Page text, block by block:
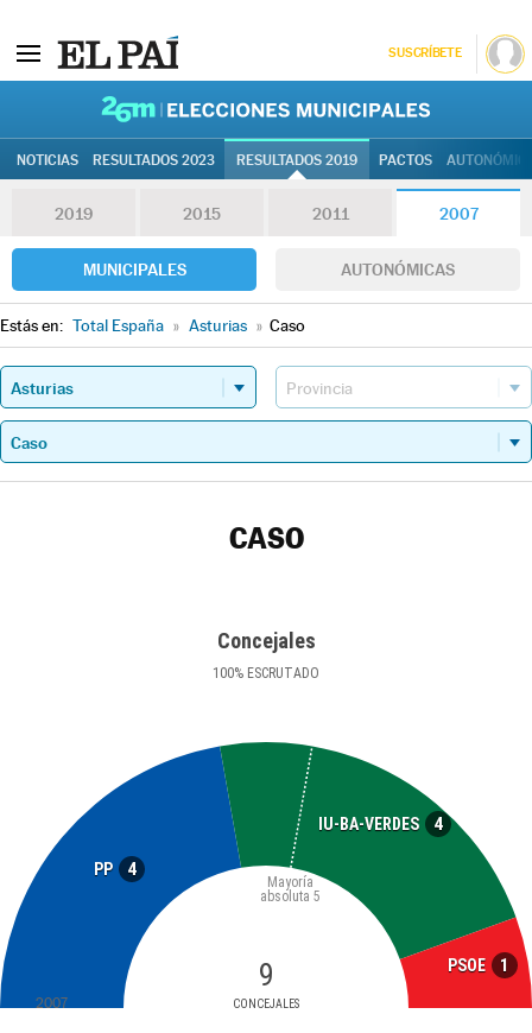
SUSCRÍBETE
NOTICIAS RESULTADOS 2023 RESULTADOS 2019 PACTOS
2019 2015 2011 2007
MUNICIPALES AUTONÓMICAS
Estás en: Total España » Asturias » Caso
CASO
Concejales
100% ESCRUTADO
PP 4
IU-BA-VERDES 4
PSOE 1
9
CONCEJALES
Mayoría
absoluta 5
2007